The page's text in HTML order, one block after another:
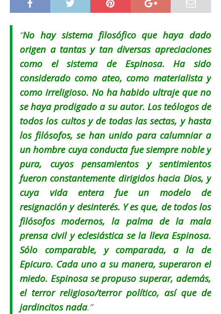
“No hay sistema filosófico que haya dado
origen a tantas y tan diversas apreciaciones
como el sistema de Espinosa. Ha sido
considerado como ateo, como materialista y
como irreligioso. No ha habido ultraje que no
se haya prodigado a su autor. Los teólogos de
todos los cultos y de todas las sectas, y hasta
los filósofos, se han unido para calumniar a
un hombre cuya conducta fue siempre noble y
pura, cuyos pensamientos y sentimientos
fueron constantemente dirigidos hacia Dios, y
cuya vida entera fue un modelo de
resignación y desinterés. Y es que, de todos los
filósofos modernos, la palma de la mala
prensa civil y eclesiástica se la lleva Espinosa.
Sólo comparable, y comparada, a la de
Epicuro. Cada uno a su manera, superaron el
miedo. Espinosa se propuso superar, además,
el terror religioso/terror político, así que de
jardincitos nada.”